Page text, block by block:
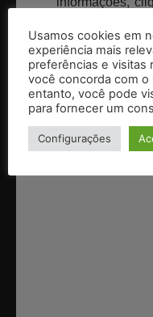
Gostou do
também
fique por
clicandoaqui
Usamos cookies em
experiência mais
preferências e visitas
você concorda com o
entanto, você pode
para fornecer um
Configurações